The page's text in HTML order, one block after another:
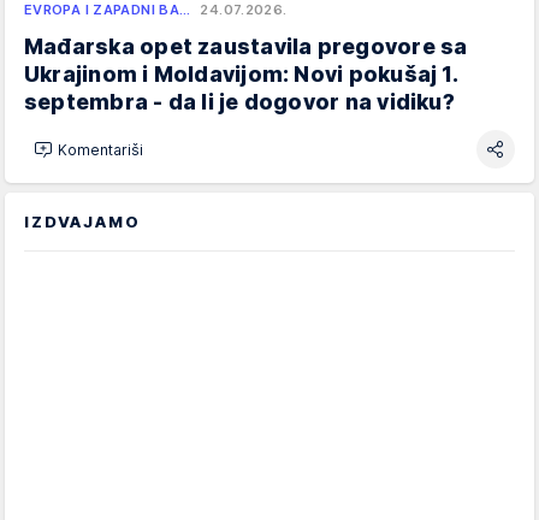
EVROPA I ZAPADNI BA… 24.07.2026.
Mađarska opet zaustavila pregovore sa
Ukrajinom i Moldavijom: Novi pokušaj 1.
septembra - da li je dogovor na vidiku?
Komentariši
IZDVAJAMO